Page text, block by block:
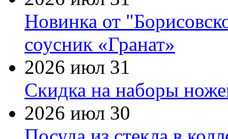
Новинка от
соусник «Гранат»
2026 июл 31
Скидка на наборы
2026 июл 30